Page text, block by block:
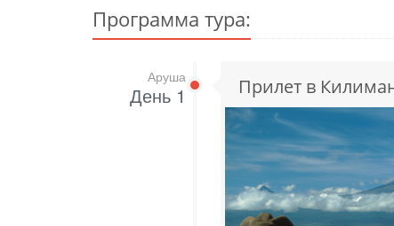
Программа тура:
Аруша
День 1 Прилет в